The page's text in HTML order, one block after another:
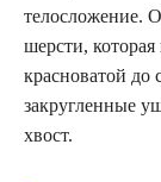
телосложение.
шерсти,
красноватой
закругленные
хвост.